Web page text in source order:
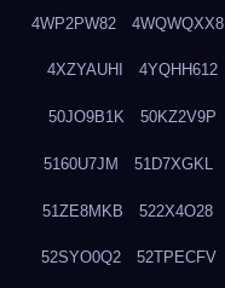
4WP2PW82 4WQWQXX8
4XZYAUHI 4YQHH612
50JO9B1K 50KZ2V9P
5160U7JM 51D7XGKL
51ZE8MKB 522X4O28
52SYO0Q2 52TPECFV